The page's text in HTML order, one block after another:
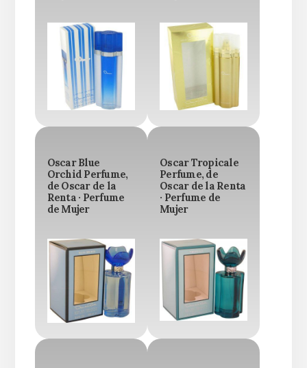
Oscar Blue
Orchid Perfume,
de Oscar de la
Renta · Perfume
de Mujer
Oscar Tropicale
Perfume, de
Oscar de la Renta
· Perfume de
Mujer